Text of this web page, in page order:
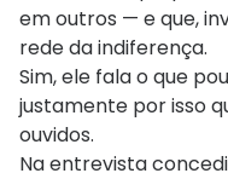
em outros — e que,
rede da indiferença.
Sim, ele fala o que
justamente por isso
ouvidos.
Na entrevista